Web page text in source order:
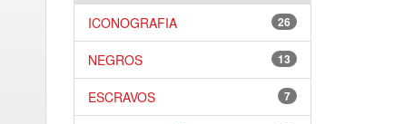
26
ICONOGRAFIA
13
NEGROS
7
ESCRAVOS